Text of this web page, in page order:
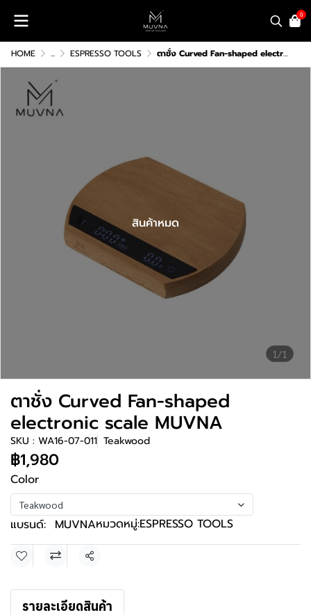
0
HOME ... ESPRESSO TOOLS ตาชั่ง Curved Fan-shaped electronic scale MUVNA
1/1
สินค้าหมด
ตาชั่ง Curved Fan-shaped
electronic scale MUVNA
SKU : WA16-07-011 Teakwood
฿1,980
Color
Teakwood
แบรนด์: MUVNAหมวดหมู่:ESPRESSO TOOLS
แชร์
รายละเอียดสินค้า